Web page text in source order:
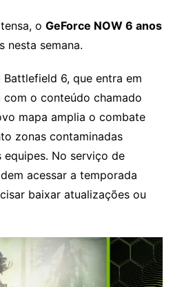
o GeForce NOW 6 anos
nesta semana.
6, que entra em
com o conteúdo chamado
mapa amplia o combate
zonas contaminadas
No serviço de
acessar a temporada
baixar atualizações ou